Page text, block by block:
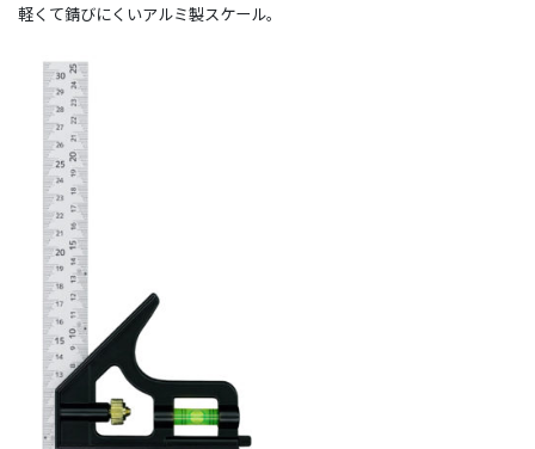
軽くて錆びにくいアルミ製スケール。